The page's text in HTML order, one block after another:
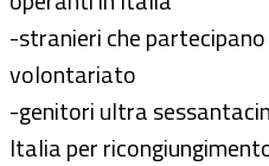
-stranieri che
volontariato
-genitori ultra
Italia per